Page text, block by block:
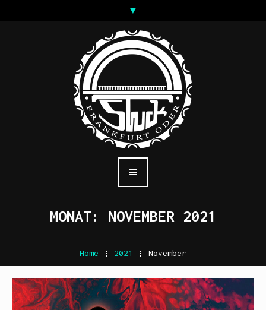
MONAT: NOVEMBER 2021
Home . 2021 . November